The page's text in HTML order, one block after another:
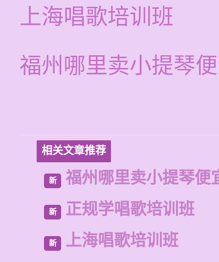
上海唱歌培训班
福州哪里卖小提琴
相关文章推荐
新 福州哪里卖小提琴便
新 正规学唱歌培训班
新 上海唱歌培训班